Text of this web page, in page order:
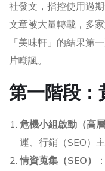
社發文，指控使用過
文章被大量轉載，多
「美味軒」的結果第
片嘲諷。
第一階段
危機小組啟動（高層
運、行銷（SEO）主
情資蒐集（SEO）
：